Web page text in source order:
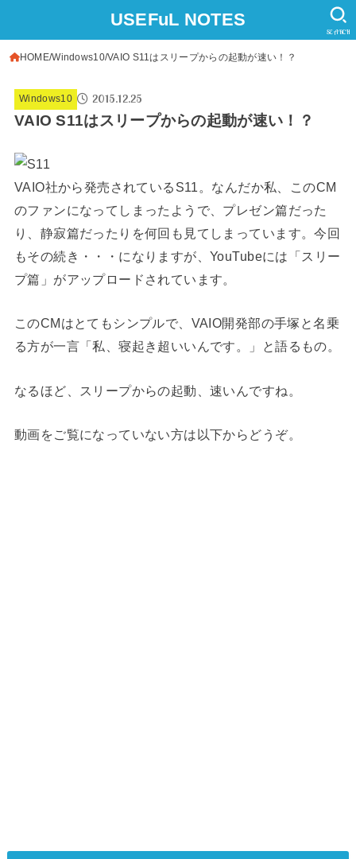
USEFuL NOTES
SEARCH
HOME Windows10 VAIO S11はスリープからの起動が速い！？
Windows10 2015.12.25
VAIO S11はスリープからの起動が速い！？
VAIO社から発売されているS11。なんだか私、このCM
のファンになってしまったようで、プレゼン篇だった
り、静寂篇だったりを何回も見てしまっています。今回
もその続き・・・になりますが、YouTubeには「スリー
プ篇」がアップロードされています。
このCMはとてもシンプルで、VAIO開発部の手塚と名乗
る方が一言「私、寝起き超いいんです。」と語るもの。
なるほど、スリープからの起動、速いんですね。
動画をご覧になっていない方は以下からどうぞ。